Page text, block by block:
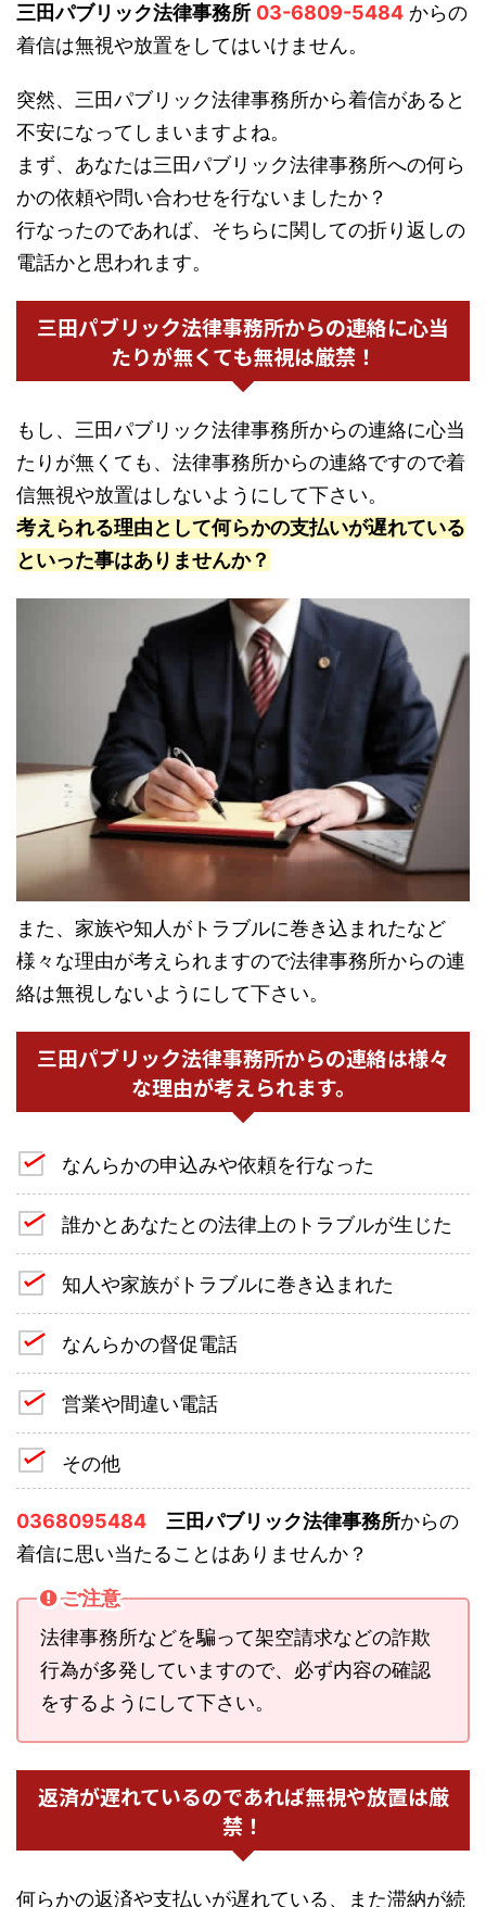
三田パブリック法律事務所 03-6809-5484 からの
着信は無視や放置をしてはいけません。
突然、三田パブリック法律事務所から着信があると
不安になってしまいますよね。
まず、あなたは三田パブリック法律事務所への何ら
かの依頼や問い合わせを行ないましたか？
行なったのであれば、そちらに関しての折り返しの
電話かと思われます。
三田パブリック法律事務所からの連絡に心当
たりが無くても無視は厳禁！
もし、三田パブリック法律事務所からの連絡に心当
たりが無くても、法律事務所からの連絡ですので着
信無視や放置はしないようにして下さい。
考えられる理由として何らかの支払いが遅れている
といった事はありませんか？
また、家族や知人がトラブルに巻き込まれたなど
様々な理由が考えられますので法律事務所からの連
絡は無視しないようにして下さい。
三田パブリック法律事務所からの連絡は様々
な理由が考えられます。
なんらかの申込みや依頼を行なった
誰かとあなたとの法律上のトラブルが生じた
知人や家族がトラブルに巻き込まれた
なんらかの督促電話
営業や間違い電話
その他
0368095484 三田パブリック法律事務所からの
着信に思い当たることはありませんか？
ご注意
法律事務所などを騙って架空請求などの詐欺
行為が多発していますので、必ず内容の確認
をするようにして下さい。
返済が遅れているのであれば無視や放置は厳
禁！
何らかの返済や支払いが遅れている、また滞納が続